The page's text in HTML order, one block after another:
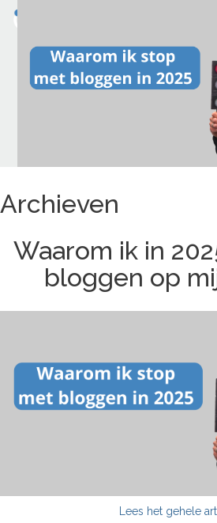
Archieven
Waarom ik in
bloggen op
Lees het gehele